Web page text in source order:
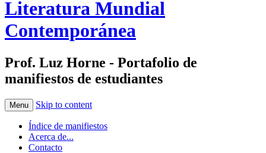
Literatura Mundial
Contemporánea
Prof. Luz Horne - Portafolio de
manifiestos de estudiantes
Menu Skip to content
Índice de manifiestos
Acerca de...
Contacto